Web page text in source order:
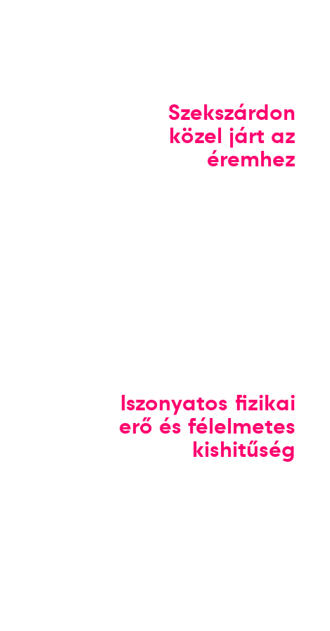
Szekszárdon
közel járt az
éremhez
Iszonyatos fizikai
erő és félelmetes
kishitűség